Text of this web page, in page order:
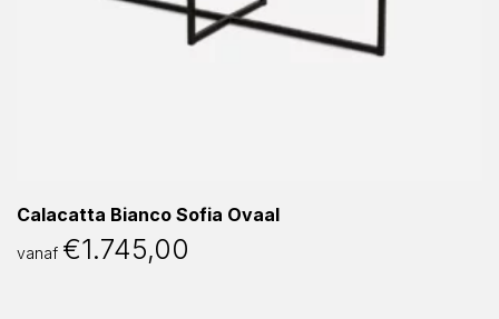
Calacatta Bianco Sofia Ovaal
vanaf €1.745,00